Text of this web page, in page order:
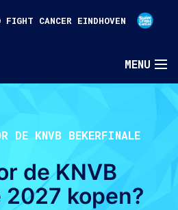
CANCER EINDHOVEN
DE KNVB BEKERFINALE
de KNVB
kopen?